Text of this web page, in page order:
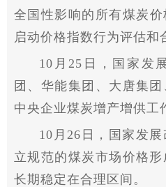
全国性影响的所有煤炭价
启动价格指数行为评估和
10月25日， 国家 发
团、华能集团、大唐集
中央企业煤炭增产增供工
10月26日， 国家 发
立规范的煤炭市场价格
长期稳定在合理区间。